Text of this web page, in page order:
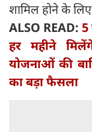
शामिल होने के
ALSO READ:
हर महीने
योजनाओं की
का बड़ा फैसला